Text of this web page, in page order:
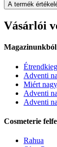
A termék
Vásárlói
Adventi
Miért
Adventi
Adventi
Cosmeterie
Rahua